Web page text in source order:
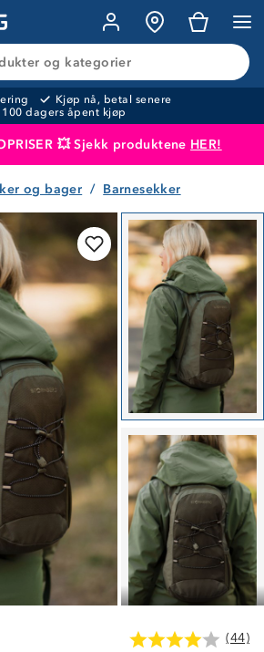
og kategorier
Kjøp nå, betal senere
100 dagers åpent kjøp
💥 Sjekk produktene HER!
er lagt i handlekurven Til kassen
og bager Barnesekker
LAVPRIS
(44)